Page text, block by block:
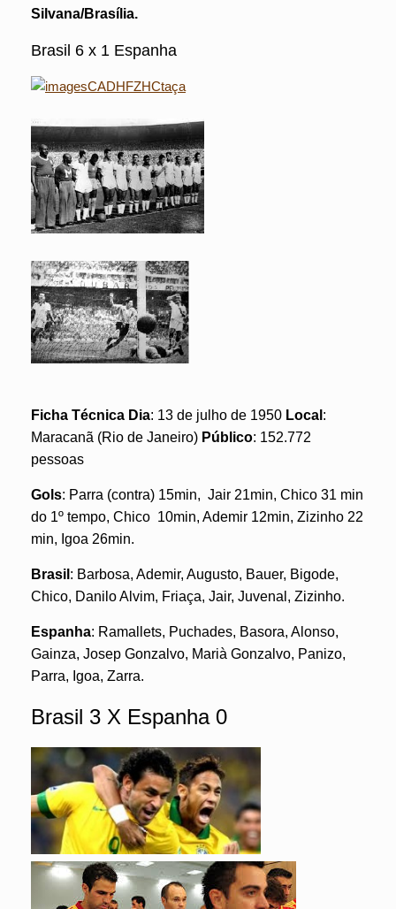
Silvana/Brasília.
Brasil 6 x 1 Espanha
Ficha Técnica Dia: 13 de julho de 1950 Local :
Maracanã (Rio de Janeiro) Público: 152.772
pessoas
Gols: Parra (contra) 15min, Jair 21min, Chico 31 min
do 1º tempo, Chico 10min, Ademir 12min, Zizinho 22
min, Igoa 26min.
Brasil : Barbosa, Ademir, Augusto, Bauer, Bigode,
Chico, Danilo Alvim, Friaça, Jair, Juvenal, Zizinho.
Espanha: Ramallets, Puchades, Basora, Alonso,
Gainza, Josep Gonzalvo, Marià Gonzalvo, Panizo,
Parra, Igoa, Zarra.
Brasil 3 X Espanha 0